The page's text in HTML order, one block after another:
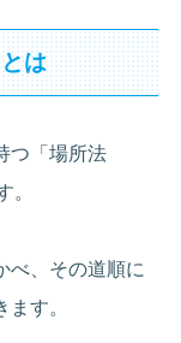
は
つ「場所法
。
べ、その道順に
す。